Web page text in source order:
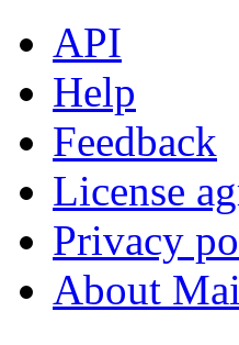
API
Help
Feedback
License
Privacy
About